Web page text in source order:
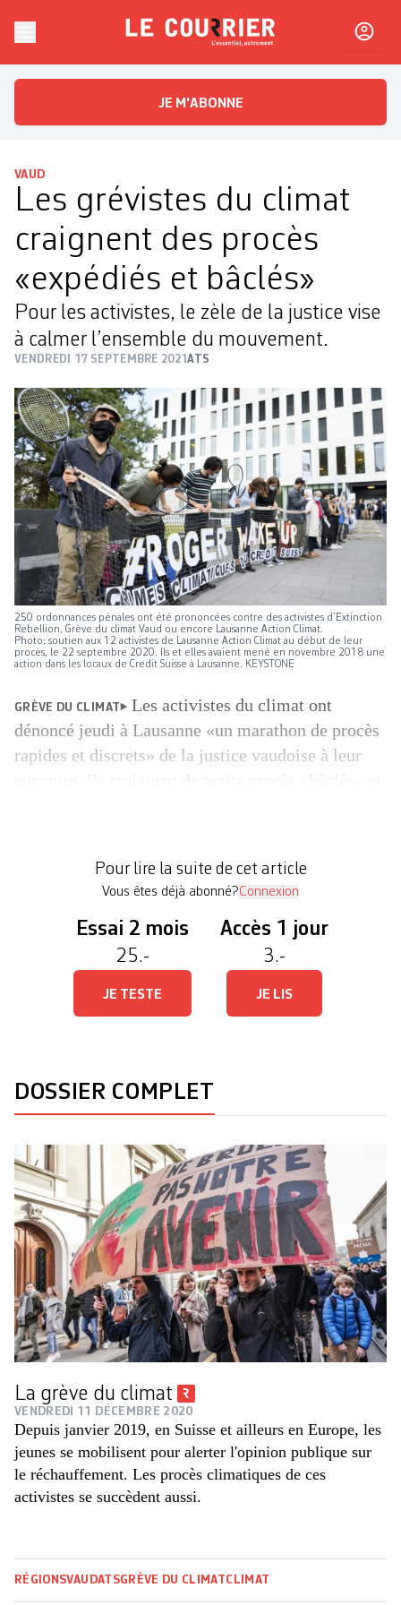
Le CourrierL'essentiel, autrement
JE M'ABONNE
VAUD
Les grévistes du climat
craignent des procès
«expédiés et bâclés»
Pour les activistes, le zèle de la justice vise
à calmer l’ensemble du mouvement.
VENDREDI 17 SEPTEMBRE 2021ATS
250 ordonnances pénales ont été prononcées contre des activistes d’Extinction
Rebellion, Grève du climat Vaud ou encore Lausanne Action Climat.
Photo: soutien aux 12 activistes de Lausanne Action Climat au début de leur
procès, le 22 septembre 2020. Ils et elles avaient mené en novembre 2018 une
action dans les locaux de Credit Suisse à Lausanne. KEYSTONE
GRÈVE DU CLIMAT
Les activistes du climat ont
dénoncé jeudi à Lausanne «un marathon de procès
rapides et discrets» de la justice vaudoise à leur
actions de désobéissance civile en faveur […]
Pour lire la suite de cet article
Vous êtes déjà abonné?Connexion
Essai 2 mois
25.-
JE TESTE
Accès 1 jour
3.-
JE LIS
DOSSIER COMPLET
La grève du climat
VENDREDI 11 DÉCEMBRE 2020
Depuis janvier 2019, en Suisse et ailleurs en Europe, les
jeunes se mobilisent pour alerter l'opinion publique sur
le réchauffement. Les procès climatiques de ces
activistes se succèdent aussi.
RÉGIONSVAUDATSGRÈVE DU CLIMATCLIMAT